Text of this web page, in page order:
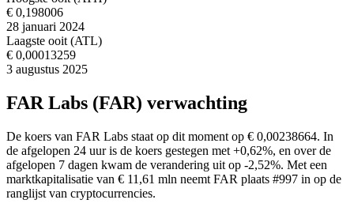
€ 0,198006
28 januari 2024
Laagste ooit (ATL)
€ 0,00013259
3 augustus 2025
FAR Labs (FAR) verwachting
De koers van FAR Labs staat op dit moment op € 0,00238664. In
de afgelopen 24 uur is de koers gestegen met +0,62%, en over de
afgelopen 7 dagen kwam de verandering uit op -2,52%. Met een
marktkapitalisatie van € 11,61 mln neemt FAR plaats #997 in op de
ranglijst van cryptocurrencies.